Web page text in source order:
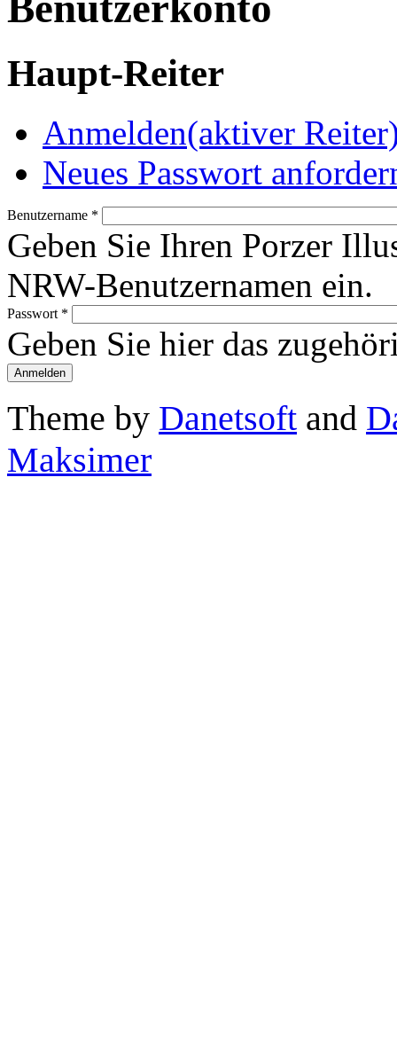
Haupt-Reiter
Anmelden(aktiver
Neues Passwort
Benutzername *
Geben Sie Ihren Porzer
NRW-Benutzernamen ein.
Passwort *
Geben Sie hier das
Theme by Danetsoft and
Maksimer